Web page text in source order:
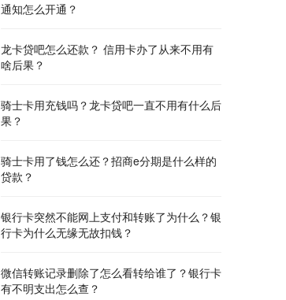
通知怎么开通？
龙卡贷吧怎么还款？ 信用卡办了从来不用有
啥后果？
骑士卡用充钱吗？龙卡贷吧一直不用有什么后
果？
骑士卡用了钱怎么还？招商e分期是什么样的
贷款？
银行卡突然不能网上支付和转账了为什么？银
行卡为什么无缘无故扣钱？
微信转账记录删除了怎么看转给谁了？银行卡
有不明支出怎么查？